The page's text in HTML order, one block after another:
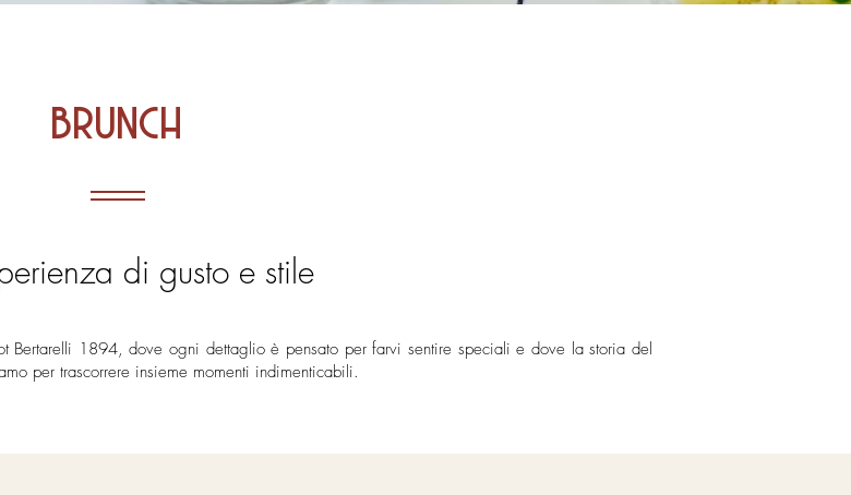
brunch
di gusto e stile
Bertarelli 1894, dove ogni dettaglio è pensato per farvi sentire speciali e dove la storia del
per trascorrere insieme momenti indimenticabili.